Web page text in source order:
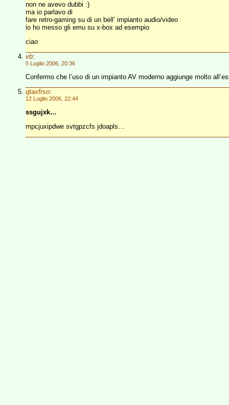
non ne avevo dubbi :)
ma io parlavo di
fare retro-gaming su di un bell’ impianto audio/video
io ho messo gli emu su x-box ad esempio
ciao
vb:
5 Luglio 2006, 20:36
Confermo che l’uso di un impianto AV moderno aggiunge molto
qtaxfrso:
12 Luglio 2006, 22:44
ssgujxk…
mpcjuxipdwe svtgpzcfs jdoapls…